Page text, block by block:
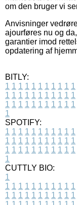
om den bruger vi
Anvisninger
ajourføres nu og
garantier imod
opdatering af
BITLY:
1 1 1 1 1 1 1 1 1 1 1
1 1 1 1 1 1 1 1 1 1 1
1 1 1 1 1 1 1 1 1 1 1
1
SPOTIFY:
1 1 1 1 1 1 1 1 1 1 1
1 1 1 1 1 1 1 1 1 1 1
1 1 1 1 1 1 1 1 1 1 1
1
CUTTLY BIO:
1
1 1 1 1 1 1 1 1 1 1 1
1 1 1 1 1 1 1 1 1 1 1